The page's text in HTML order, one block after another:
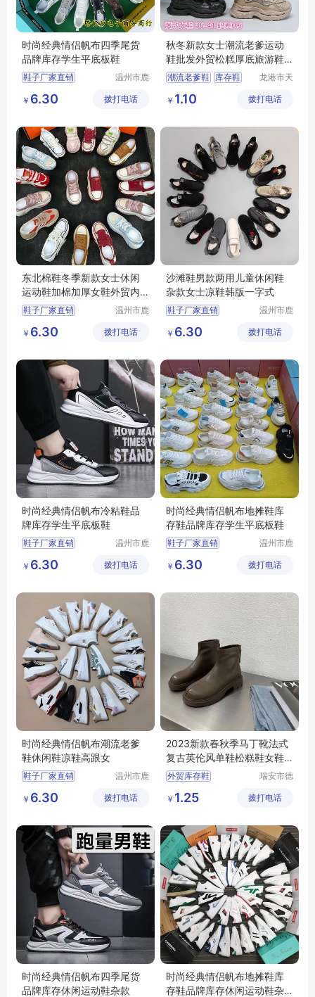
时尚经典情侣帆布四季尾货
品牌库存学生平底板鞋
鞋子厂家直销
地摊鞋子批发
底价鞋批发
温州市鹿
步鞋行
￥ 6.30 拨打电话
秋冬新款女士潮流老爹运动
鞋批发外贸松糕厚底旅游鞋
摆地摊库存鞋
潮流老爹鞋 库存鞋
龙港市天
￥ 1.10 拨打电话
东北棉鞋冬季新款女士休闲
运动鞋加棉加厚女鞋外贸内
销地摊库存鞋
鞋子厂家直销
地摊鞋子批发
底价鞋批发
温州市鹿
步鞋行
￥ 6.30 拨打电话
沙滩鞋男款两用儿童休闲鞋
杂款女士凉鞋韩版一字式
鞋子厂家直销
地摊鞋子批发
底价鞋批发
温州市鹿
步鞋行
￥ 6.30 拨打电话
时尚经典情侣帆布冷粘鞋品
牌库存学生平底板鞋
鞋子厂家直销
地摊鞋子批发
底价鞋批发
温州市鹿
步鞋行
￥ 6.30 拨打电话
时尚经典情侣帆布地摊鞋库
存鞋品牌库存学生平底板鞋
鞋子厂家直销
地摊鞋子批发
底价鞋批发
温州市鹿
步鞋行
￥ 6.30 拨打电话
时尚经典情侣帆布潮流老爹
鞋休闲鞋凉鞋高跟女
鞋子厂家直销
地摊鞋子批发
底价鞋批发
温州市鹿
步鞋行
￥ 6.30 拨打电话
2023新款春秋季马丁靴法式
复古英伦风单鞋松糕鞋女鞋
外贸库存批发
外贸库存鞋
瑞安市德
￥ 1.25 拨打电话
时尚经典情侣帆布四季尾货
品牌库存休闲运动鞋杂款
时尚经典情侣帆布地摊鞋库
存鞋品牌库存休闲运动鞋杂